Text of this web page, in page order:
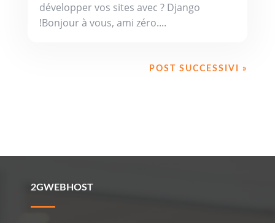
développer vos sites avec ? Django
!Bonjour à vous, ami zéro....
POST SUCCESSIVI »
2GWEBHOST